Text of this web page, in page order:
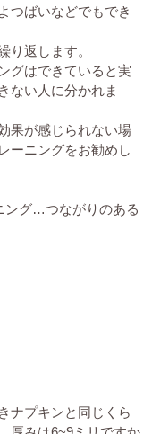
つばいなどでもでき
り返します。
グはできていると実
ない人に分かれま
果が感じられない場
ーニングをお勧めし
ング…つながりのある
ナプキンと同じくら